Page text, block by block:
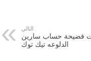
التالي
فضيحة حساب سارين
الدلوعه تيك توك